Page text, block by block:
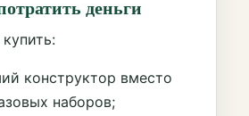
деньги
конструктор вместо
наборов;